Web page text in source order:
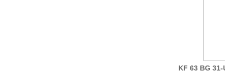
KF 63 BG 31-